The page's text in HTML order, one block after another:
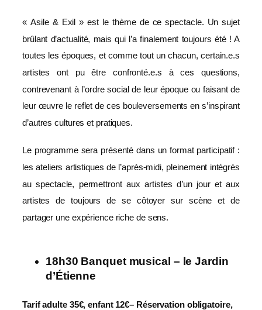
« Asile & Exil » est le thème de ce spectacle. Un sujet
brûlant d’actualité, mais qui l’a finalement toujours été ! A
toutes les époques, et comme tout un chacun, certain.e.s
artistes ont pu être confronté.e.s à ces questions,
contrevenant à l’ordre social de leur époque ou faisant de
leur œuvre le reflet de ces bouleversements en s’inspirant
d’autres cultures et pratiques.
Le programme sera présenté dans un format participatif :
les ateliers artistiques de l’après-midi, pleinement intégrés
au spectacle, permettront aux artistes d’un jour et aux
artistes de toujours de se côtoyer sur scène et de
partager une expérience riche de sens.
18h30 Banquet musical – le Jardin
d’Étienne
Tarif adulte 35€, enfant 12€– Réservation obligatoire,